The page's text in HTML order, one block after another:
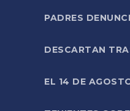
PADRES
DESCARTAN
EL 14 DE